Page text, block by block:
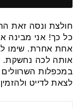
חולצת ונסה זאת
כל כך! אני מבינה
אחת אחרת. שימו
אותה לכה נחשקת.
במכפלות
לצאת לדייט